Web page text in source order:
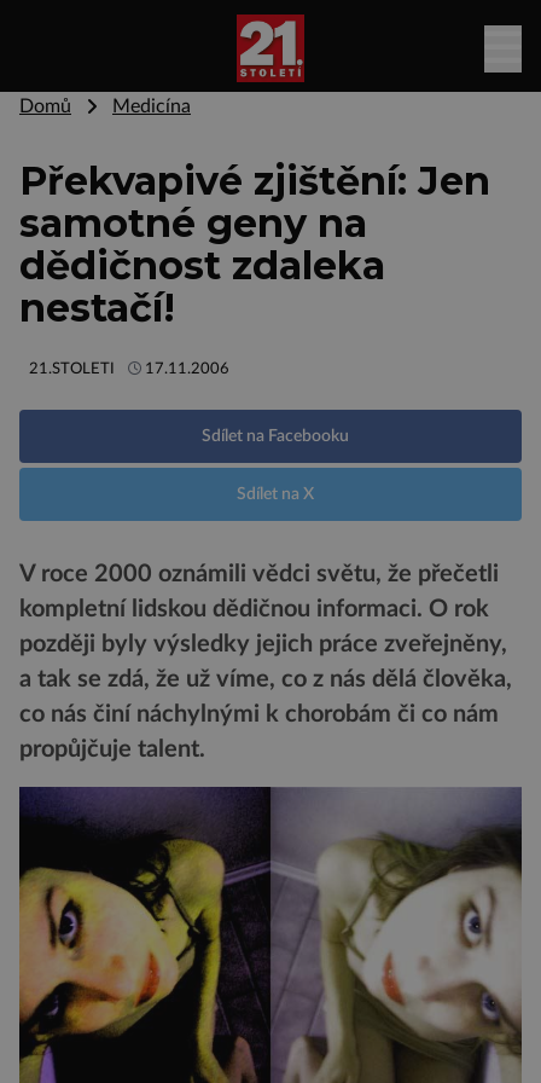
Domů Medicína
Překvapivé zjištění: Jen
samotné geny na
dědičnost zdaleka
nestačí!
21.STOLETI 17.11.2006
Sdílet na Facebooku
Sdílet na X
V roce 2000 oznámili vědci světu, že přečetli
kompletní lidskou dědičnou informaci. O rok
později byly výsledky jejich práce zveřejněny,
a tak se zdá, že už víme, co z nás dělá člověka,
co nás činí náchylnými k chorobám či co nám
propůjčuje talent.